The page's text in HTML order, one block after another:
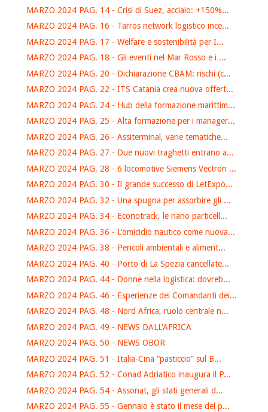
MARZO 2024 PAG. 14 - Crisi di Suez, acciaio: +150%...
MARZO 2024 PAG. 16 - Tarros network logistico ince...
MARZO 2024 PAG. 17 - Welfare e sostenibilità per I...
MARZO 2024 PAG. 18 - Gli eventi nel Mar Rosso e i ...
MARZO 2024 PAG. 20 - Dichiarazione CBAM: rischi (c...
MARZO 2024 PAG. 22 - ITS Catania crea nuova offert...
MARZO 2024 PAG. 24 - Hub della formazione marittim...
MARZO 2024 PAG. 25 - Alta formazione per i manager...
MARZO 2024 PAG. 26 - Assiterminal, varie tematiche...
MARZO 2024 PAG. 27 - Due nuovi traghetti entrano a...
MARZO 2024 PAG. 28 - 6 locomotive Siemens Vectron ...
MARZO 2024 PAG. 30 - Il grande successo di LetExpo...
MARZO 2024 PAG. 32 - Una spugna per assorbire gli ...
MARZO 2024 PAG. 34 - Econotrack, le nano particell...
MARZO 2024 PAG. 36 - L’omicidio nautico come nuova...
MARZO 2024 PAG. 38 - Pericoli ambientali e aliment...
MARZO 2024 PAG. 40 - Porto di La Spezia cancellate...
MARZO 2024 PAG. 44 - Donne nella logistica: dovreb...
MARZO 2024 PAG. 46 - Esperienze dei Comandanti dei...
MARZO 2024 PAG. 48 - Nord Africa, ruolo centrale n...
MARZO 2024 PAG. 49 - NEWS DALL'AFRICA
MARZO 2024 PAG. 50 - NEWS OBOR
MARZO 2024 PAG. 51 - Italia-Cina “pasticcio” sul B...
MARZO 2024 PAG. 52 - Conad Adriatico inaugura il P...
MARZO 2024 PAG. 54 - Assonat, gli stati generali d...
MARZO 2024 PAG. 55 - Gennaio è stato il mese del p...